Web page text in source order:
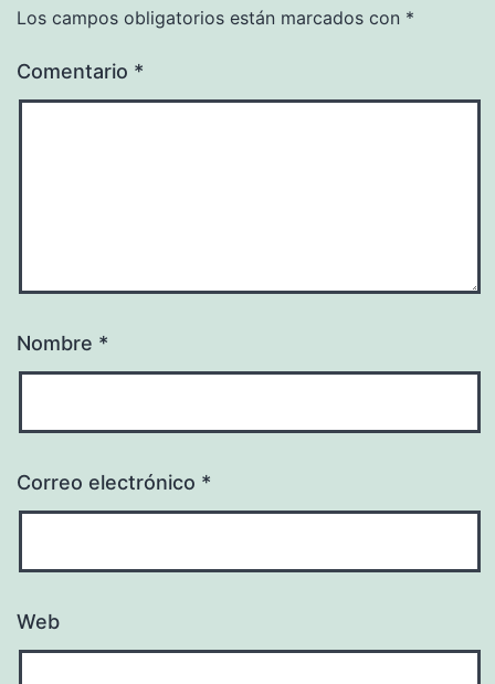
Los campos obligatorios están marcados con *
Comentario *
Nombre *
Correo electrónico *
Web